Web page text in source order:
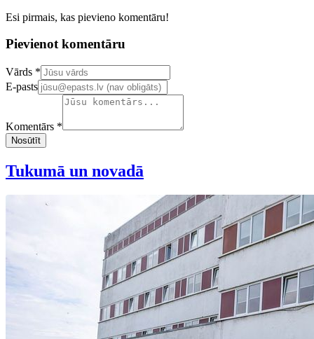
Esi pirmais, kas pievieno komentāru!
Pievienot komentāru
Confirm your email address
Vārds *
E-pasts
Komentārs *
Nosūtīt
Tukumā un novadā